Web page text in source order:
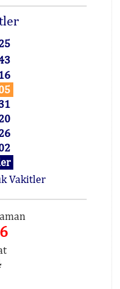
Vakitler